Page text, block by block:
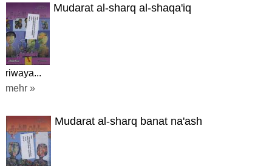
Mudarat al-sharq al-shaqa'iq
riwaya...
mehr »
Mudarat al-sharq banat na'ash